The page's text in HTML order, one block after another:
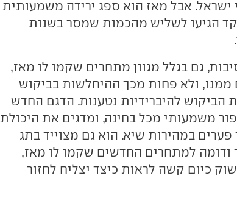
אבל מאז הוא ספג ירידה משמעותית
הגיעו לשליש מהכמות שמסר בשנות
גם בגלל מגוון מתחרים שקמו לו מאז,
ממנו, ולא פחות מכך ההיחלשות בביקוש
הביקוש להיברידיות נטענות. הדגם החדש
משמעותי מכל בחינה, ומדגים את היכולת
פערים במהירות שיא. הוא גם מצוייד בתג
ודומה למתחרים החדשים שקמו לו מאז,
כיום קשה לראות כיצד יצליח לחזור